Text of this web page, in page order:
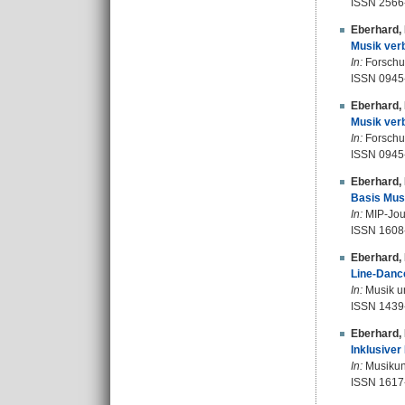
ISSN
Musik
In:
ISSN
Musik
In:
ISSN
Basis
In: MIP-
ISSN
Line-
In: Musik
ISSN
In:
ISSN